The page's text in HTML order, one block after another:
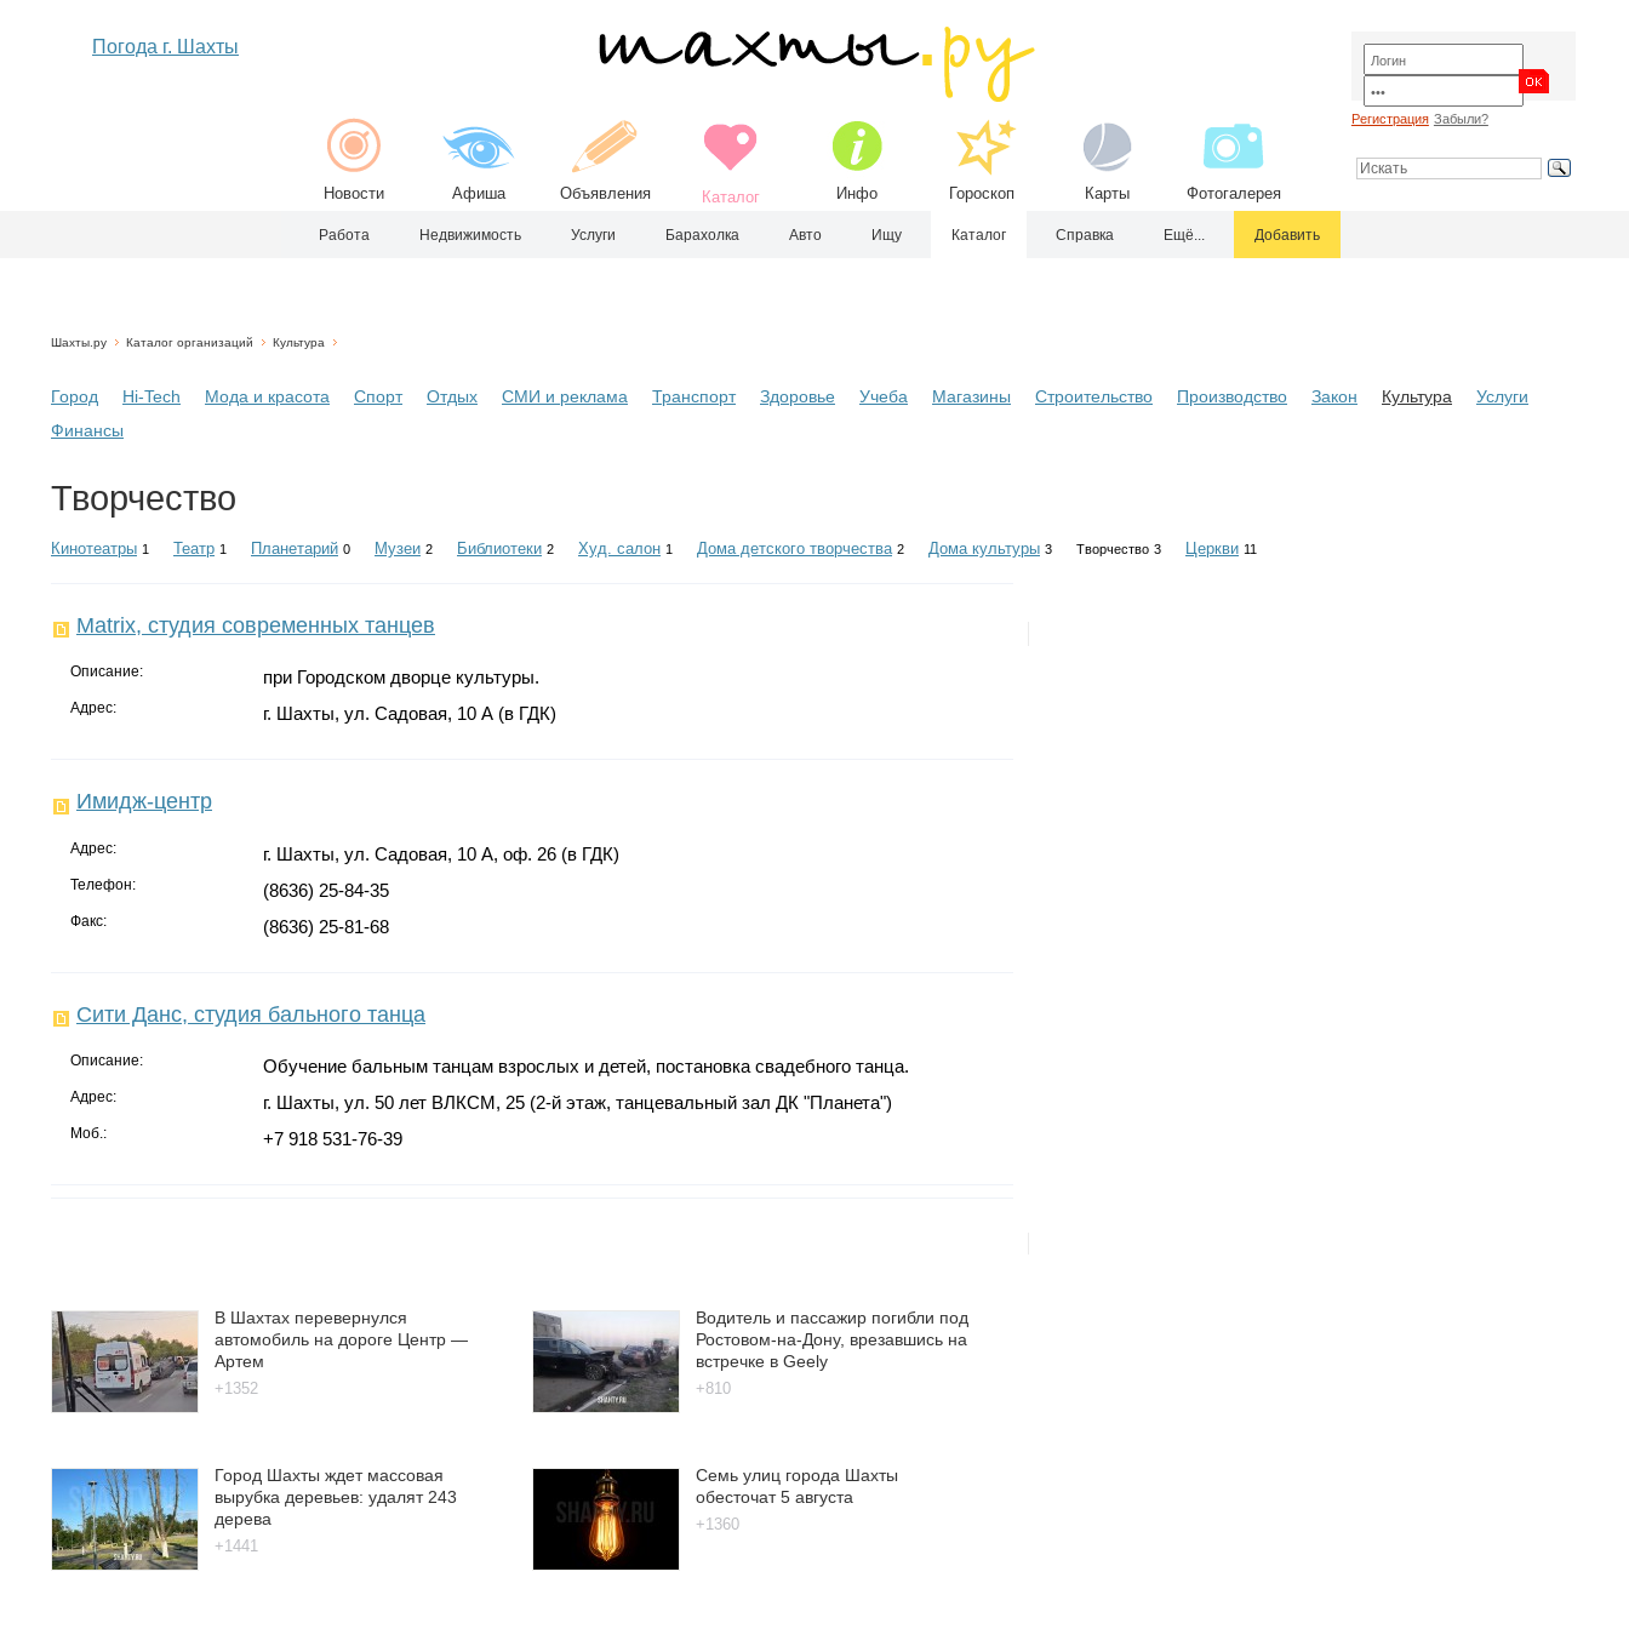
Погода г. Шахты
Новости Афиша Объявления Каталог Инфо Гороскоп Карты Фотогалерея
Регистрация Забыли?
Работа Недвижимость Услуги Барахолка Авто Ищу Каталог Справка Ещё... Добавить
Шахты.ру Каталог организаций Культура
Город Hi-Tech Мода и красота Спорт Отдых СМИ и реклама Транспорт Здоровье Учеба Магазины Строительство Производство Закон Культура
Услуги
Финансы
Творчество
Кинотеатры 1 Театр 1 Планетарий 0 Музеи 2 Библиотеки 2 Худ. салон 1 Дома детского творчества 2 Дома культуры 3 Творчество 3 Церкви 11
Matrix, студия современных танцев
Описание: при Городском дворце культуры.
Адрес: г. Шахты, ул. Садовая, 10 А (в ГДК)
Имидж-центр
Адрес: г. Шахты, ул. Садовая, 10 А, оф. 26 (в ГДК)
Телефон: (8636) 25-84-35
Факс: (8636) 25-81-68
Сити Данс, студия бального танца
Описание: Обучение бальным танцам взрослых и детей, постановка свадебного танца.
Адрес: г. Шахты, ул. 50 лет ВЛКСМ, 25 (2-й этаж, танцевальный зал ДК "Планета")
Моб.: +7 918 531-76-39
В Шахтах перевернулся
автомобиль на дороге Центр —
Артем
+1352
Водитель и пассажир погибли под
Ростовом-на-Дону, врезавшись на
встречке в Geely
+810
Город Шахты ждет массовая
вырубка деревьев: удалят 243
дерева
+1441
Семь улиц города Шахты
обесточат 5 августа
+1360